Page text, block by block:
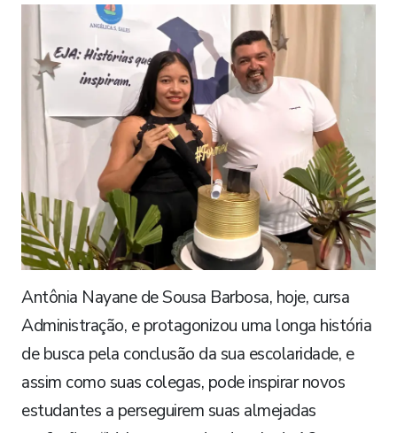
Antônia Nayane de Sousa Barbosa, hoje, cursa
Administração, e protagonizou uma longa história
de busca pela conclusão da sua escolaridade, e
assim como suas colegas, pode inspirar novos
estudantes a perseguirem suas almejadas